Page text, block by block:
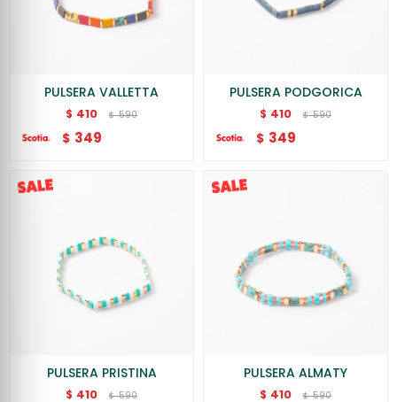
PULSERA VALLETTA
$ 410 $ 590
$ 349
PULSERA PODGORICA
$ 410 $ 590
$ 349
PULSERA PRISTINA
$ 410 $ 590
PULSERA ALMATY
$ 410 $ 590